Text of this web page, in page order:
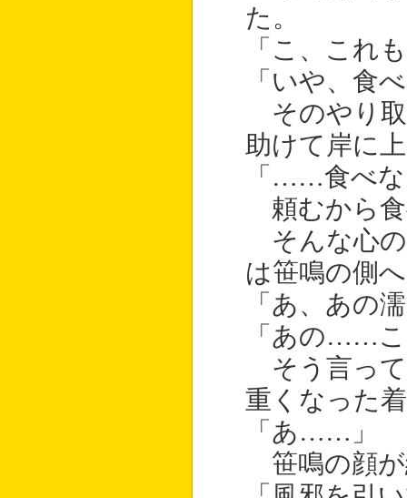
た。
「こ、これ
「いや、食
そのやり取
助けて岸に
「……食べ
頼むから
そんな心の
は笹鳴の側
「あ、あの
「あの……
そう言って
重くなった
「あ……」
笹鳴の顔が